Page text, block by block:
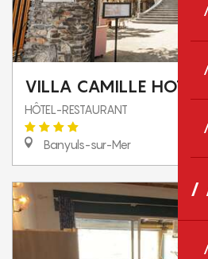
VILLA CAMILLE
HÔTEL-RESTAURANT
Banyuls-sur-Mer